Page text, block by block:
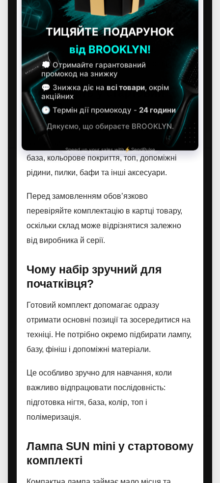
компактний комплект із лампою, створений
для перших кроків у гель-лаковому покритті.
На момент перевірки товар тимчасово
відсутній у продажу, тому актуальну
наявність варто перевіряти на сторінці.
Що входить у стартовий
набір?
Точний склад залежить від конкретної моделі.
Зазвичай до наборів можуть входити лампа,
база, кольорове покриття, топ, допоміжні
рідини, пилки, бафи та інші аксесуари.
Перед замовленням обов’язково
перевіряйте комплектацію в картці товару,
оскільки склад може відрізнятися залежно
від виробника й серії.
Чому набір зручний для
початківця?
Готовий комплект допомагає одразу
отримати основні позиції та зосередитися на
техніці. Не потрібно окремо підбирати лампу,
базу, фініш і допоміжні матеріали.
Це особливо зручно для навчання, коли
важливо відпрацювати послідовність:
підготовка нігтя, база, колір, топ і
полімеризація.
Лампа SUN mini у стартовому
комплекті